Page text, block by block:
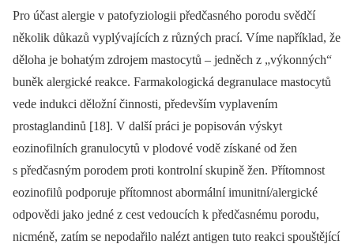
Pro účast alergie v patofyziologii předčasného porodu svědčí
několik důkazů vyplývajících z různých prací. Víme například, že
děloha je bohatým zdrojem mastocytů –⁠ jedněch z „výkonných“
buněk alergické reakce. Farmakologická degranulace mastocytů
vede indukci děložní činnosti, především vyplavením
prostaglandinů [18]. V další práci je popisován výskyt
eozinofilních granulocytů v plodové vodě získané od žen
s předčasným porodem proti kontrolní skupině žen. Přítomnost
eozinofilů podporuje přítomnost abormální imunitní/alergické
odpovědi jako jedné z cest vedoucích k předčasnému porodu,
nicméně, zatím se nepodařilo nalézt antigen tuto reakci spouštějící